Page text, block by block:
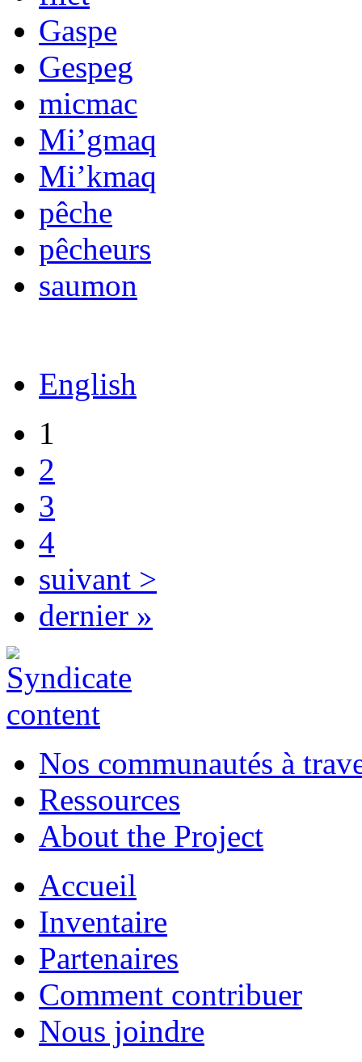
Gaspe
Gespeg
micmac
Mi’gmaq
Mi’kmaq
pêche
pêcheurs
saumon
English
1
2
3
4
suivant >
dernier »
Nos communautés à
Ressources
About the Project
Accueil
Inventaire
Partenaires
Comment contribuer
Nous joindre